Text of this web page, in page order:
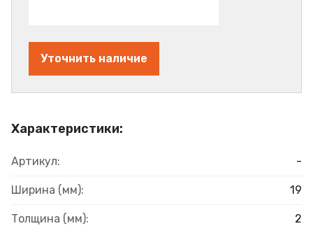
Характеристики:
Артикул: -
Ширина (мм): 19
Толщина (мм): 2
Уточнить наличие